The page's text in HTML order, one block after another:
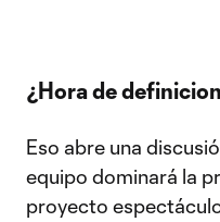
¿Hora de
Eso abre una
equipo dominará la
proyecto